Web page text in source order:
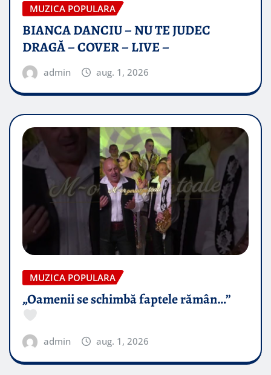
MUZICA POPULARA
BIANCA DANCIU – NU TE JUDEC
DRAGĂ – COVER – LIVE –
admin aug. 1, 2026
MUZICA POPULARA
„Oamenii se schimbă faptele rămân…”
admin aug. 1, 2026